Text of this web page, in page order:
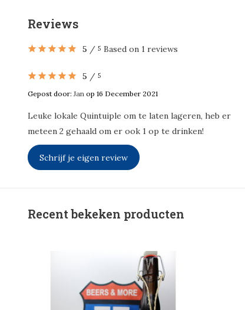
Reviews
5 / 5 Based on 1 reviews
5 / 5
Gepost door:Jan op 16 December 2021
Leuke lokale Quintuiple om te laten lageren, heb er
meteen 2 gehaald om er ook 1 op te drinken!
Schrijf je eigen review
Recent bekeken producten